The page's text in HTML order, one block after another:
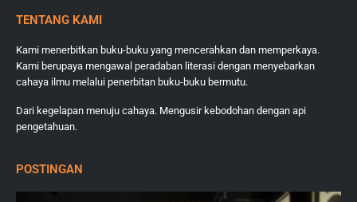
TENTANG KAMI
Kami menerbitkan buku-buku yang mencerahkan dan memperkaya.
Kami berupaya mengawal peradaban literasi dengan menyebarkan
cahaya ilmu melalui penerbitan buku-buku bermutu.
Dari kegelapan menuju cahaya. Mengusir kebodohan dengan api
pengetahuan.
POSTINGAN